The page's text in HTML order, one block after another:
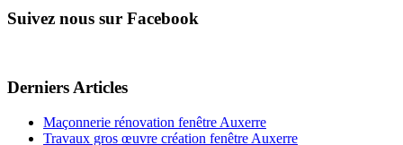
Suivez nous sur Facebook
Derniers Articles
Maçonnerie rénovation fenêtre Auxerre
Travaux gros œuvre création fenêtre Auxerre